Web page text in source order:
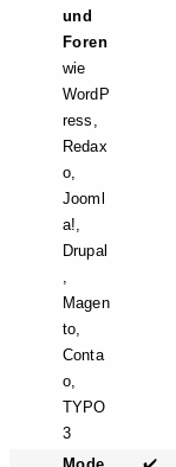
und
Foren
wie
WordP
ress,
Redax
o,
Jooml
a!,
Drupal
Magen
to,
Conta
o,
TYPO
3